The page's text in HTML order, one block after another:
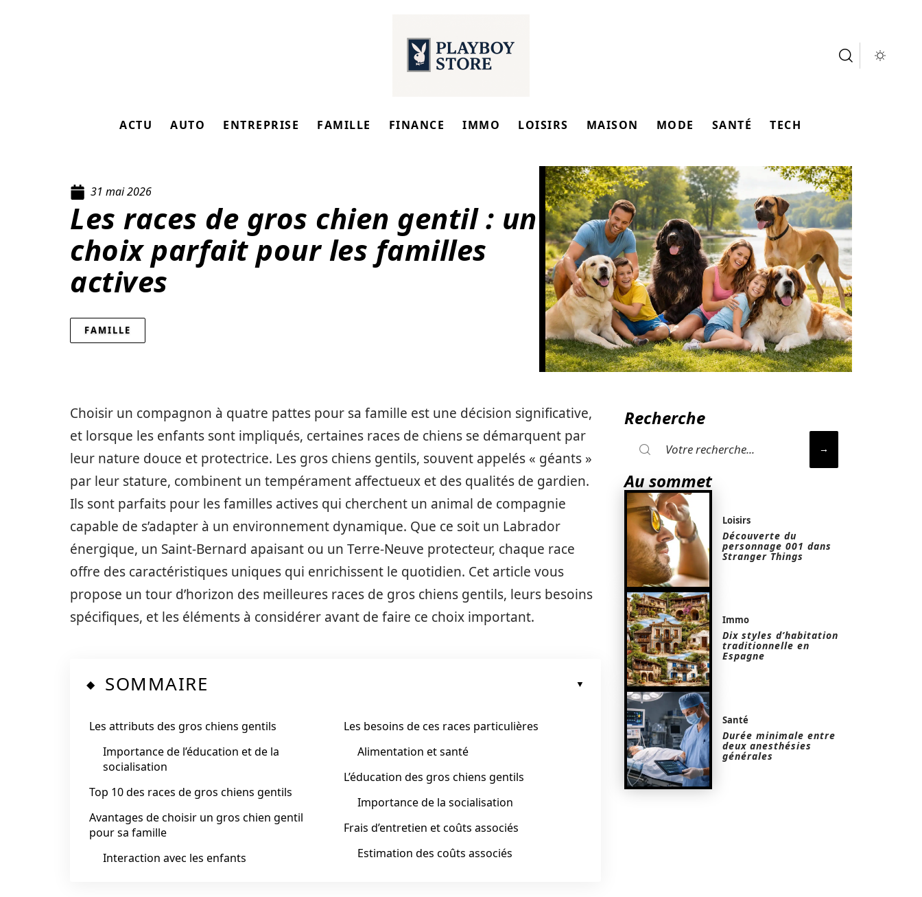
ACTU AUTO ENTREPRISE FAMILLE FINANCE IMMO LOISIRS MAISON MODE SANTÉ TECH
31 mai 2026
Les races de gros chien gentil : un
choix parfait pour les familles
actives
FAMILLE
Choisir un compagnon à quatre pattes pour sa famille est une décision significative,
et lorsque les enfants sont impliqués, certaines races de chiens se démarquent par
leur nature douce et protectrice. Les gros chiens gentils, souvent appelés « géants »
par leur stature, combinent un tempérament affectueux et des qualités de gardien.
Ils sont parfaits pour les familles actives qui cherchent un animal de compagnie
capable de s’adapter à un environnement dynamique. Que ce soit un Labrador
énergique, un Saint-Bernard apaisant ou un Terre-Neuve protecteur, chaque race
offre des caractéristiques uniques qui enrichissent le quotidien. Cet article vous
propose un tour d’horizon des meilleures races de gros chiens gentils, leurs besoins
spécifiques, et les éléments à considérer avant de faire ce choix important.
SOMMAIRE
Les attributs des gros chiens gentils
Importance de l’éducation et de la
socialisation
Top 10 des races de gros chiens gentils
Avantages de choisir un gros chien gentil
pour sa famille
Interaction avec les enfants
Les besoins de ces races particulières
Alimentation et santé
L’éducation des gros chiens gentils
Importance de la socialisation
Frais d’entretien et coûts associés
Estimation des coûts associés
Recherche
Au sommet
Loisirs
Découverte du
personnage 001 dans
Stranger Things
Immo
Dix styles d’habitation
traditionnelle en
Espagne
Santé
Durée minimale entre
deux anesthésies
générales